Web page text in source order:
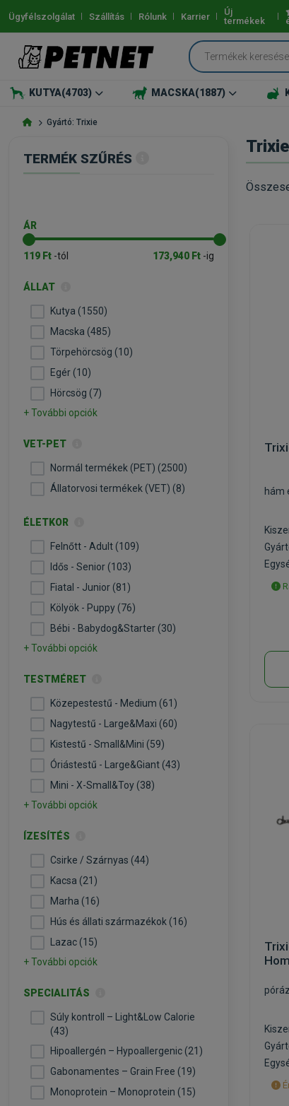
Ügyfélszolgálat Szállítás Rólunk Karrier
Új
termékek
KUTYA(4703) MACSKA(1887)
Gyártó: Trixie
hám
TERMÉK SZŰRÉS
ÁR
119 Ft -tól 173,940 Ft -ig
ÁLLAT
Kutya (1550)
Macska (485)
Törpehörcsög (10)
Egér (10)
Hörcsög (7)
+ További opciók
VET-PET
Normál termékek (PET) (2500)
Állatorvosi termékek (VET) (8)
ÉLETKOR
Felnőtt - Adult (109)
Idős - Senior (103)
Fiatal - Junior (81)
Kölyök - Puppy (76)
Bébi - Babydog&Starter (30)
+ További opciók
TESTMÉRET
Közepestestű - Medium (61)
Nagytestű - Large&Maxi (60)
Kistestű - Small&Mini (59)
Óriástestű - Large&Giant (43)
Mini - X-Small&Toy (38)
+ További opciók
ÍZESÍTÉS
Csirke / Szárnyas (44)
Kacsa (21)
Marha (16)
Hús és állati származékok (16)
Lazac (15)
+ További opciók
SPECIALITÁS
Súly kontroll – Light&Low Calorie
(43)
Hipoallergén – Hypoallergenic (21)
Gabonamentes – Grain Free (19)
Monoprotein – Monoprotein (15)